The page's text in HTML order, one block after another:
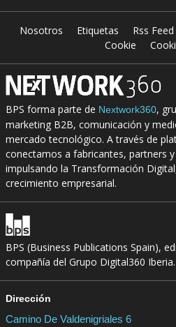
Nosotros Etiquetas Rss Feed
Cookie
BPS forma parte de Nextwork360,
marketing B2B, comunicación y
mercado tecnológico. A través de
conectamos a fabricantes, partners
impulsando la Transformación
crecimiento empresarial.
BPS (Business Publications Spain),
compañía del Grupo Digital360 Iberia.
Dirección
Camino De Valdenigriales 6